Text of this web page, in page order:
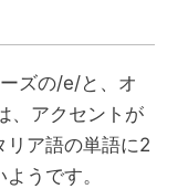
ズの/e/と、オ
、アクセントが
リア語の単語に2
うです。